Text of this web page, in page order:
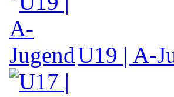
U19 | A-